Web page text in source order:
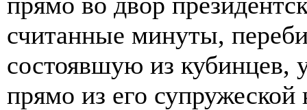
считанные минуты,
состоявшую из кубинцев,
прямо из его супружеской